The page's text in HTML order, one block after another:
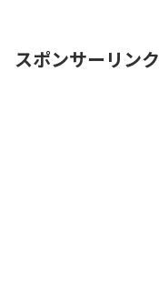
スポンサーリンク